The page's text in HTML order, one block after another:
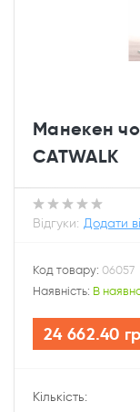
Манекен
CATWALK
Відгуки: Додати
Код товару: 06057
Наявність: В
24 662.40
Кількість: